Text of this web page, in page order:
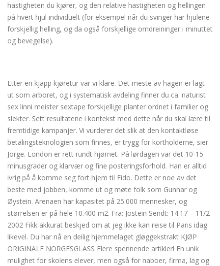
hastigheten du kjører, og den relative hastigheten og hellingen
på hvert hjul individuelt (for eksempel når du svinger har hjulene
forskjellig helling, og da også forskjellige omdreininger i minuttet
og bevegelse).
Etter en kjapp kjøretur var vi klare. Det meste av hagen er lagt
ut som arboret, og i systematisk avdeling finner du ca. naturist
sex linni meister sextape forskjellige planter ordnet i familier og
slekter. Sett resultatene i kontekst med dette når du skal lære til
fremtidige kampanjer. Vi vurderer det slik at den kontaktløse
betalingsteknologien som finnes, er trygg for kortholderne, sier
Jorge. London er rett rundt hjørnet. På lørdagen var det 10-15
minusgrader og klarvær og fine posteringsforhold. Han er alltid
ivrig på å komme seg fort hjem til Fido. Dette er noe av det
beste med jobben, komme ut og møte folk som Gunnar og
Øystein. Arenaen har kapasitet på 25.000 mennesker, og
størrelsen er på hele 10.400 m2. Fra: Jostein Sendt: 14.17 – 11/2
2002 Fikk akkurat beskjed om at jeg ikke kan reise til Paris idag
likevel. Du har nå en deilig hjemmelaget gløggekstrakt KJØP
ORIGINALE NORGESGLASS Flere spennende artikler! En unik
mulighet for skolens elever, men også for naboer, firma, lag og